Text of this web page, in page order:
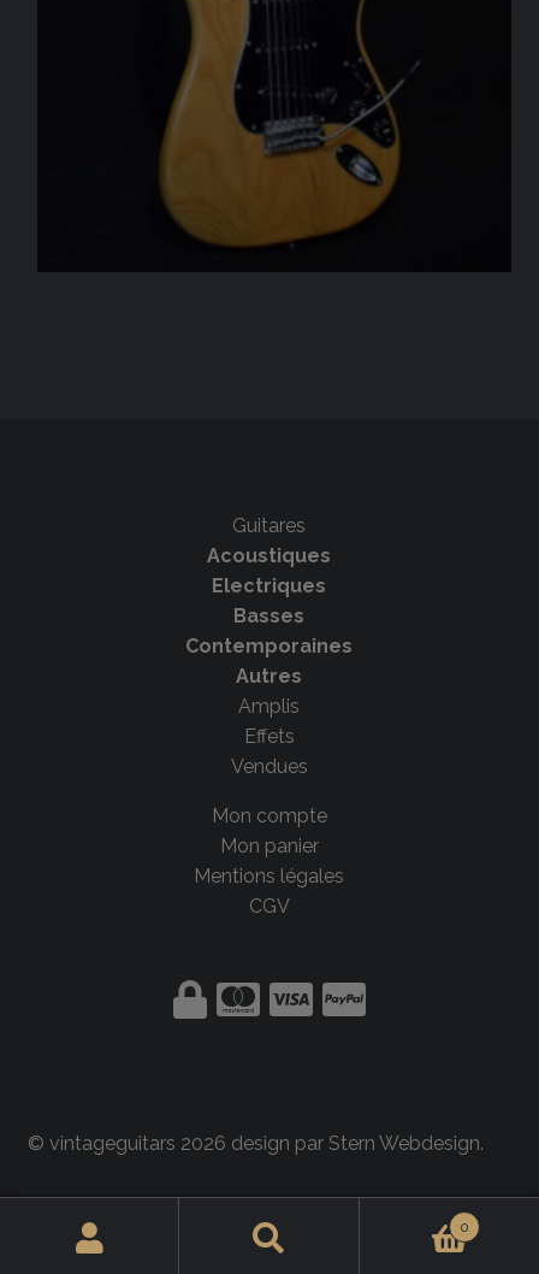
Guitares
Acoustiques
Electriques
Basses
Contemporaines
Autres
Amplis
Effets
Vendues
Mon compte
Mon panier
Mentions légales
CGV
© vintageguitars 2026 design par Stern Webdesign.
Rechercher :
0